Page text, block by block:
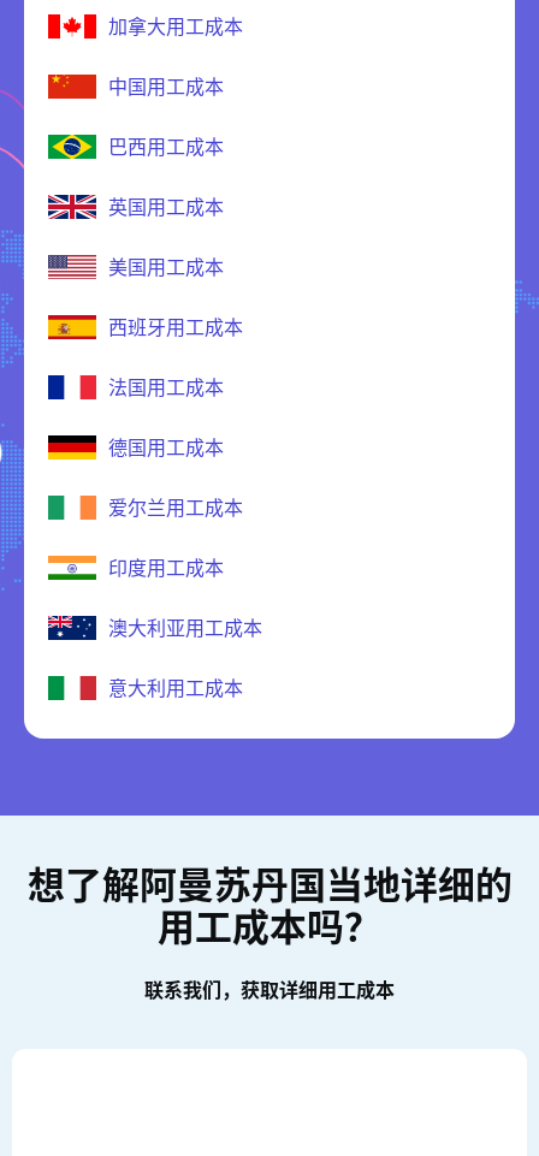
加拿大用工成本
中国用工成本
巴西用工成本
英国用工成本
美国用工成本
西班牙用工成本
法国用工成本
德国用工成本
爱尔兰用工成本
印度用工成本
澳大利亚用工成本
意大利用工成本
想了解阿曼苏丹国当地详细的
用工成本吗？
联系我们，获取详细用工成本